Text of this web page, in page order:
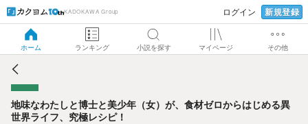
KADOKAWA Group ログイン 新規登録
ホーム ランキング 小説を探す マイページ その他
地味なわたしと博士と美少年（女）が、食材ゼロからはじめ
る異世界ライフ、究極レシピ！
地味なわたしと博士と美少年（女）が、食材ゼロからはじめる異
世界ライフ、究極レシピ！